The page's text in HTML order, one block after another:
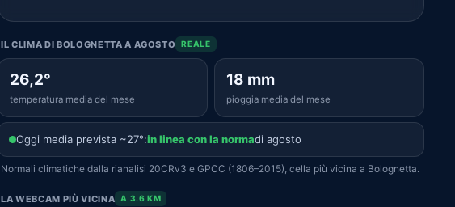
IL CLIMA DI BOLOGNETTA A AGOSTO REALE
26,2°
temperatura media del mese
18 mm
pioggia media del mese
Oggi media prevista ~27°:in linea con la normadi agosto
Normali climatiche dalla rianalisi 20CRv3 e GPCC (1806–2015), cella più vicina a Bolognetta.
LA WEBCAM PIÙ VICINA A 3.6 KM